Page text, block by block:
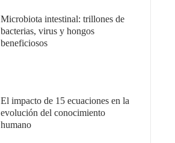
Microbiota intestinal: trillones de
bacterias, virus y hongos
beneficiosos
El impacto de 15 ecuaciones en la
evolución del conocimiento
humano